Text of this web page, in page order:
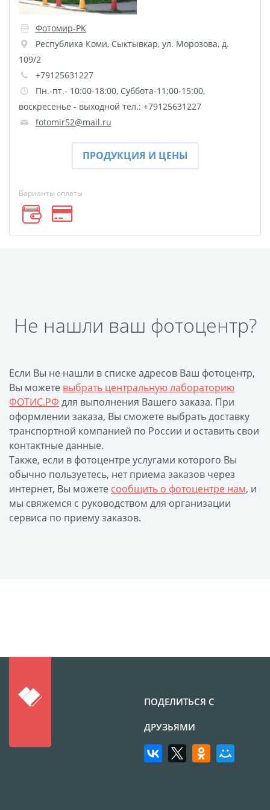
Печать на CD/DVD
Металлическая
пластина
Фото на медали
Коврик для мыши
Фото на брелках
Фото на часах
Фото на подушке
Фото на галстуке
Фото на фартуке
Фотомагниты
Фото на тарелке
Фотосъемка в студии
Ритуальная керамика
Полотенце с именем
Обложка для
документов
Брелок Госномер
Кухонные
принадлежности
Фото на стеклянной
Календарь карманный
Письмо от Деда Мороза
Фотомир-РК
Республика Коми, Сыктывкар, ул. Морозова, д.
109/2
+79125631227
Пн.-пт.- 10:00-18:00, Суббота-11:00-15:00,
воскресенье - выходной тел.: +79125631227
fotomir52@mail.ru
ПРОДУКЦИЯ И ЦЕНЫ
Варианты оплаты
Не нашли ваш фотоцентр?
Если Вы не нашли в списке адресов Ваш фотоцентр,
Вы можете выбрать центральную лабораторию
ФОТИС.РФ для выполнения Вашего заказа. При
оформлении заказа, Вы сможете выбрать доставку
транспортной компанией по России и оставить свои
контактные данные.
Также, если в фотоцентре услугами которого Вы
обычно пользуетесь, нет приема заказов через
интернет, Вы можете сообщить о фотоцентре нам, и
мы свяжемся с руководством для организации
сервиса по приему заказов.
ПОДЕЛИТЬСЯ С
ДРУЗЬЯМИ